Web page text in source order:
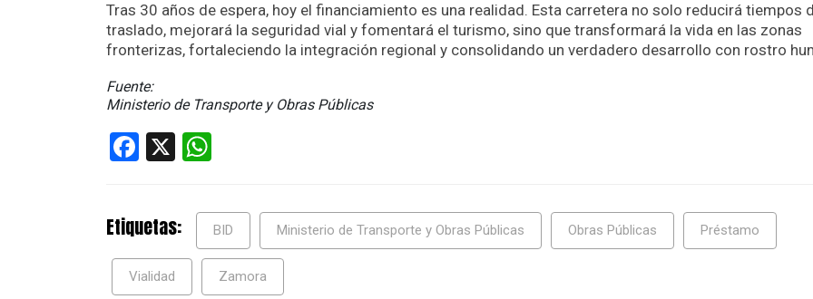
Tras 30 años de espera, hoy el financiamiento es una realidad. Esta carretera no solo reducirá tiempos
traslado, mejorará la seguridad vial y fomentará el turismo, sino que transformará la vida en las zonas
fronterizas, fortaleciendo la integración regional y consolidando un verdadero desarrollo con rostro
Fuente:
Ministerio de Transporte y Obras Públicas
Facebook
X
Etiquetas: BID Ministerio de Transporte y Obras Públicas Obras Públicas Préstamo
Vialidad Zamora